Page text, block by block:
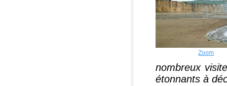
Zoom
nombreux
étonnants à